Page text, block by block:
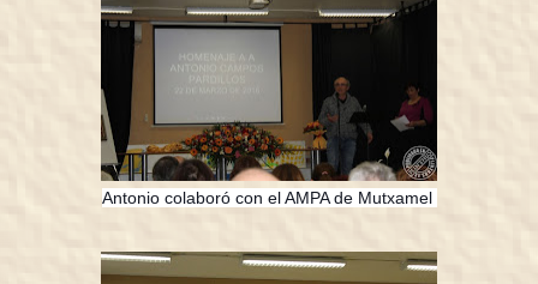
Antonio colaboró con el AMPA de Mutxamel